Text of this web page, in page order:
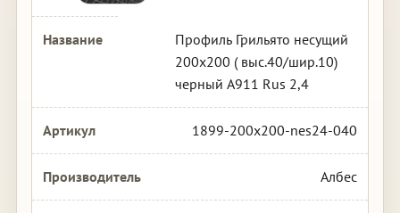
Профиль Грильято несущий
200х200 ( выс.40/шир.10)
черный А911 Rus 2,4
1899-200x200-nes24-040
Албес